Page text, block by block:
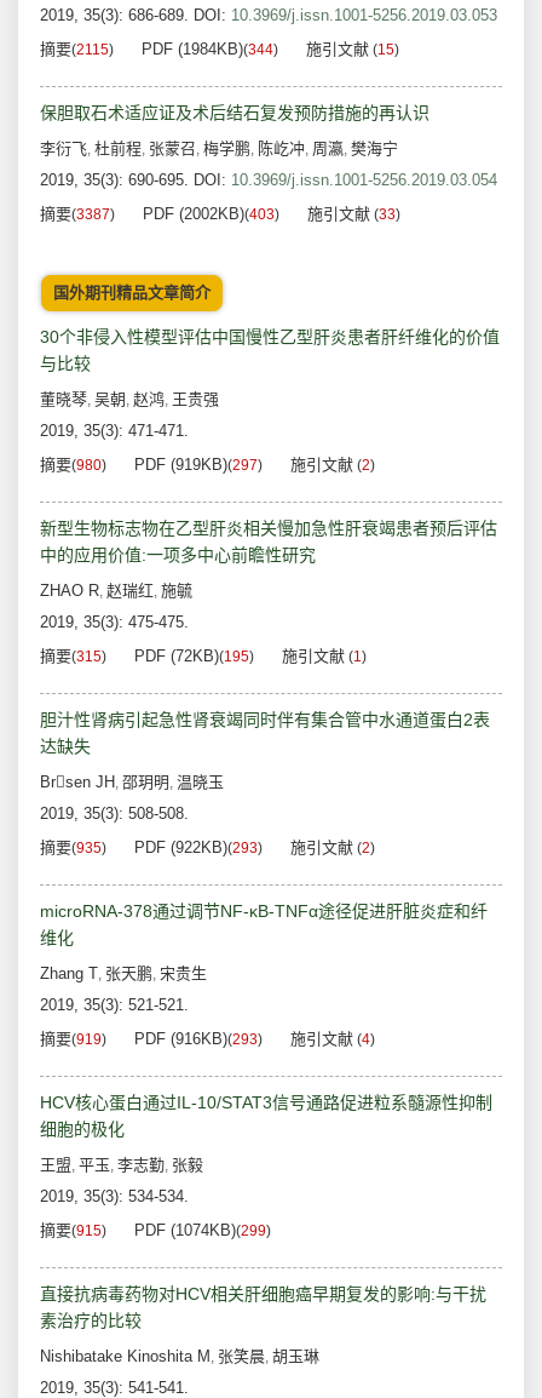
2019, 35(3): 686-689. DOI: 10.3969/j.issn.1001-5256.2019.03.053
摘要(2115) PDF (1984KB)(344) 施引文献 (15)
保胆取石术适应证及术后结石复发预防措施的再认识
李衍飞, 杜前程, 张蒙召, 梅学鹏, 陈屹冲, 周瀛, 樊海宁
2019, 35(3): 690-695. DOI: 10.3969/j.issn.1001-5256.2019.03.054
摘要(3387) PDF (2002KB)(403) 施引文献 (33)
国外期刊精品文章简介
30个非侵入性模型评估中国慢性乙型肝炎患者肝纤维化的价值
与比较
董晓琴, 吴朝 , 赵鸿, 王贵强
2019, 35(3): 471-471.
摘要(980) PDF (919KB)(297) 施引文献 (2)
新型生物标志物在乙型肝炎相关慢加急性肝衰竭患者预后评估
中的应用价值:一项多中心前瞻性研究
ZHAO R, 赵瑞红, 施毓
2019, 35(3): 475-475.
摘要(315) PDF (72KB)(195) 施引文献 (1)
胆汁性肾病引起急性肾衰竭同时伴有集合管中水通道蛋白2表
达缺失
Brsen JH , 邵玥明 , 温晓玉
2019, 35(3): 508-508.
摘要(935) PDF (922KB)(293) 施引文献 (2)
microRNA-378通过调节NF-κB-TNFα途径促进肝脏炎症和纤
维化
Zhang T, 张天鹏, 宋贵生
2019, 35(3): 521-521.
摘要(919) PDF (916KB)(293) 施引文献 (4)
HCV核心蛋白通过IL-10/STAT3信号通路促进粒系髓源性抑制
细胞的极化
王盟, 平玉, 李志勤, 张毅
2019, 35(3): 534-534.
摘要(915) PDF (1074KB)(299)
直接抗病毒药物对HCV相关肝细胞癌早期复发的影响:与干扰
素治疗的比较
Nishibatake Kinoshita M , 张笑晨, 胡玉琳
2019, 35(3): 541-541.